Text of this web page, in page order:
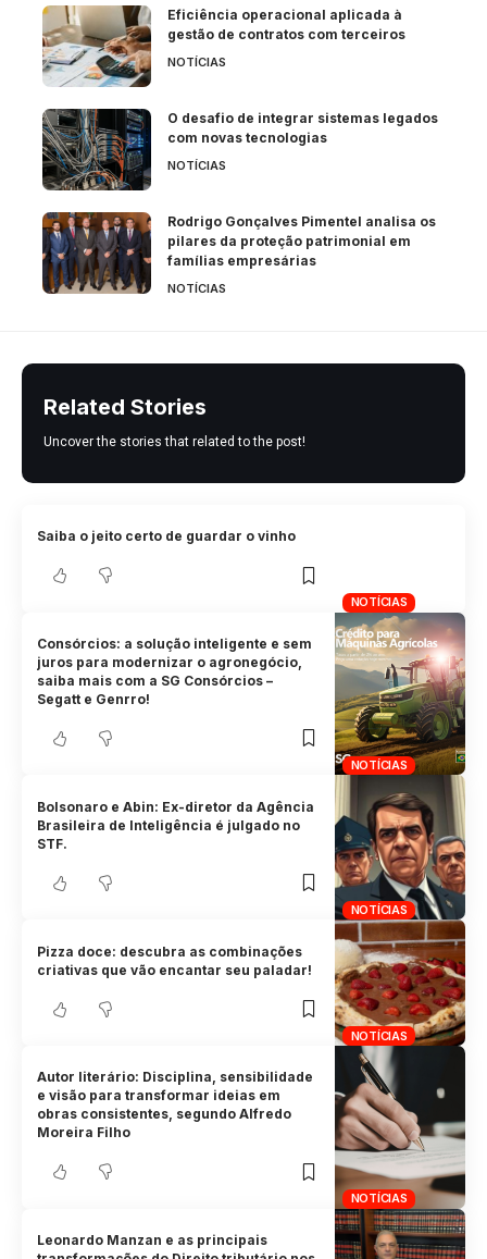
Eficiência operacional aplicada à
gestão de contratos com terceiros
NOTÍCIAS
O desafio de integrar sistemas legados
com novas tecnologias
NOTÍCIAS
Rodrigo Gonçalves Pimentel analisa os
pilares da proteção patrimonial em
famílias empresárias
NOTÍCIAS
Related Stories
Uncover the stories that related to the post!
NOTÍCIAS
Saiba o jeito certo de guardar o vinho
NOTÍCIAS
Consórcios: a solução inteligente e sem
juros para modernizar o agronegócio,
saiba mais com a SG Consórcios –
Segatt e Genrro!
NOTÍCIAS
Bolsonaro e Abin: Ex-diretor da Agência
Brasileira de Inteligência é julgado no
STF.
NOTÍCIAS
Pizza doce: descubra as combinações
criativas que vão encantar seu paladar!
NOTÍCIAS
Autor literário: Disciplina, sensibilidade
e visão para transformar ideias em
obras consistentes, segundo Alfredo
Moreira Filho
Leonardo Manzan e as principais